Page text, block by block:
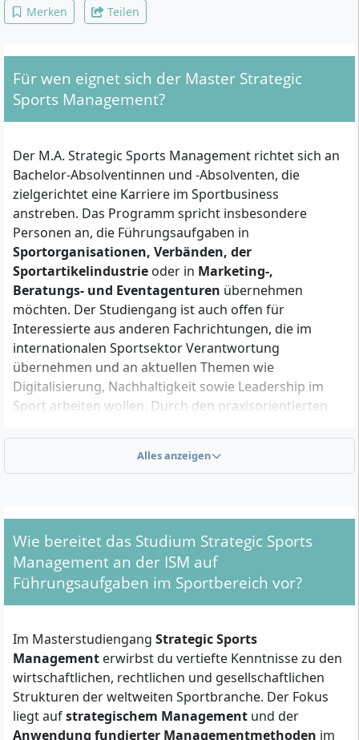
Merken Teilen
Für wen eignet sich der Master Strategic
Sports Management?
Der M.A. Strategic Sports Management richtet sich an
Bachelor-Absolventinnen und -Absolventen, die
zielgerichtet eine Karriere im Sportbusiness
anstreben. Das Programm spricht insbesondere
Personen an, die Führungsaufgaben in
Sportorganisationen, Verbänden, der
Sportartikelindustrie oder in Marketing-,
Beratungs- und Eventagenturen übernehmen
möchten. Der Studiengang ist auch offen für
Interessierte aus anderen Fachrichtungen, die im
internationalen Sportsektor Verantwortung
übernehmen und an aktuellen Themen wie
Digitalisierung, Nachhaltigkeit sowie Leadership im
Sport arbeiten wollen. Durch den praxisorientierten
das Studium besonders für Bewerber geeignet, die
internationale Erfahrungen suchen und sich gezielt
Diese formalen Kriterien musst du für die
Zulassung erfüllen
Die Zulassung zum Master setzt denAbschluss eines
ECTS-Punktenvoraus. Zusätzlich benötigst du
Sprachkenntnisse auf mindestens B2-Niveau (in der
Unterrichtssprache Deutsch, Englisch oder beiden, je
nach Modul), vollständige Bewerbungsunterlagen
sowie dieerfolgreiche Teilnahme an einem digitalen
Alles anzeigen
Wie bereitet das Studium Strategic Sports
Management an der ISM auf
Führungsaufgaben im Sportbereich vor?
Im Masterstudiengang Strategic Sports
Management erwirbst du vertiefte Kenntnisse zu den
wirtschaftlichen, rechtlichen und gesellschaftlichen
Strukturen der weltweiten Sportbranche. Der Fokus
liegt aufstrategischem Management und der
Anwendung fundierter Managementmethoden im